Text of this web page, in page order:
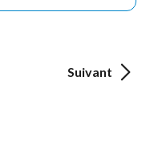
Suivant